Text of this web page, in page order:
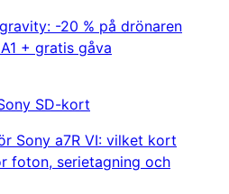
-20 % på drönaren
+ gratis gåva
Sony a7R VI: vilket kort
foton, serietagning och